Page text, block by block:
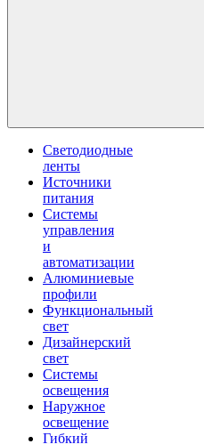
Светодиодные
ленты
Источники
питания
Системы
управления
и
автоматизации
Алюминиевые
профили
Функциональный
свет
Дизайнерский
свет
Системы
освещения
Наружное
освещение
Гибкий